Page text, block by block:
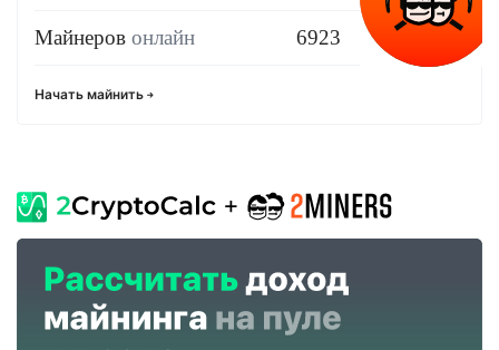
Майнеров онлайн 6923
Начать майнить